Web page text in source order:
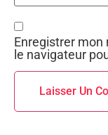
Enregistrer mon
le navigateur